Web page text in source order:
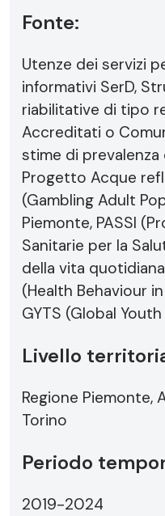
Fonte:
Utenze dei servizi
informativi SerD,
riabilitative di tipo
Accreditati o
stime di
Progetto Acque
(Gambling Adult
Piemonte, PASSI
Sanitarie per la
della vita
(Health Behaviour
GYTS (Global
Livello
Regione Piemonte,
Torino
Periodo
2019-2024